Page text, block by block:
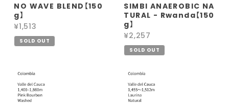
NO WAVE BLEND【150
g】
¥1,513
SOLD OUT
SIMBI ANAEROBIC NA
TURAL - Rwanda【150
g】
¥2,257
SOLD OUT